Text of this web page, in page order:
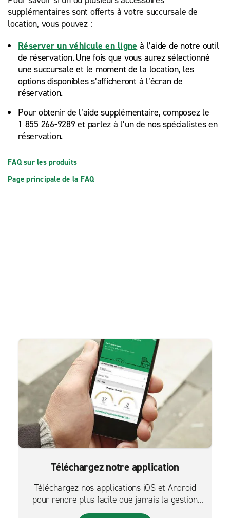
supplémentaires sont offerts à votre succursale de
location, vous pouvez :
Réserver un véhicule en ligne à l’aide de notre outil
de réservation. Une fois que vous aurez sélectionné
une succursale et le moment de la location, les
options disponibles s’afficheront à l’écran de
réservation.
Pour obtenir de l’aide supplémentaire, composez le
1 855 266-9289 et parlez à l’un de nos spécialistes en
réservation.
FAQ sur les produits
Page principale de la FAQ
Téléchargez notre application
Téléchargez nos applications iOS et Android
pour rendre plus facile que jamais la gestion
des réservations sur le pouce.